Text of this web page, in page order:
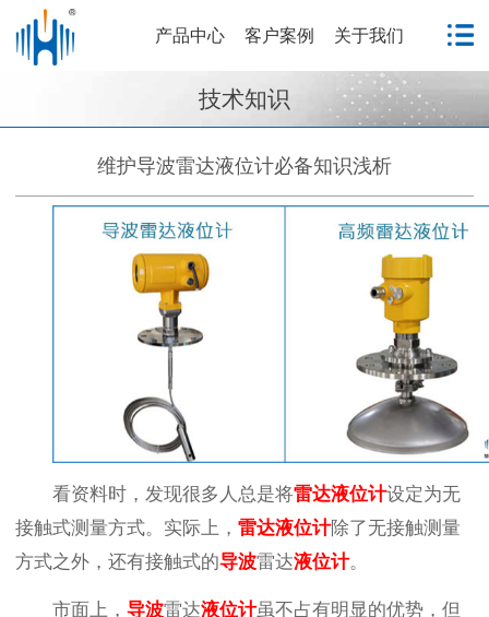
产品中心 客户案例 关于我们
技术知识
维护导波雷达液位计必备知识浅析
看资料时，发现很多人总是将雷达液位计设定为无
接触式测量方式。实际上， 雷达液位计除了无接触测量
方式之外，还有接触式的导波雷达液位计。
市面上， 导波雷达液位计虽不占有明显的优势，但